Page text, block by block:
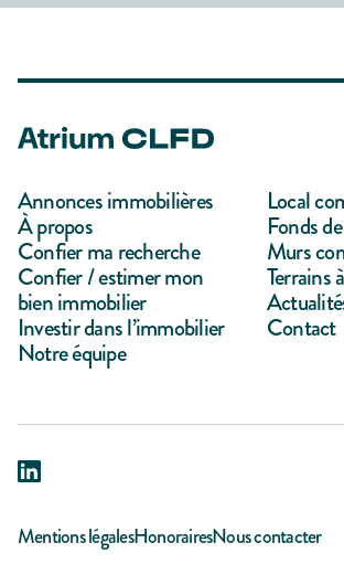
Annonces immobilières
À propos
Confier ma recherche
Confier / estimer mon
bien immobilier
Investir dans l’immobilier
Notre équipe
Local
Fonds
Murs
Terrains
Contact
Mentions légalesHonorairesNous contacter